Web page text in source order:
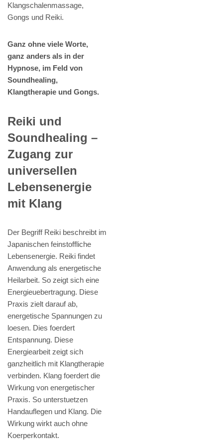
Klangschalenmassage,
Gongs und Reiki.
Ganz ohne viele Worte,
ganz anders als in der
Hypnose, im Feld von
Soundhealing,
Klangtherapie und Gongs.
Reiki und
Soundhealing –
Zugang zur
universellen
Lebensenergie
mit Klang
Der Begriff Reiki beschreibt im
Japanischen feinstoffliche
Lebensenergie. Reiki findet
Anwendung als energetische
Heilarbeit. So zeigt sich eine
Energieuebertragung. Diese
Praxis zielt darauf ab,
energetische Spannungen zu
loesen. Dies foerdert
Entspannung. Diese
Energiearbeit zeigt sich
ganzheitlich mit Klangtherapie
verbinden. Klang foerdert die
Wirkung von energetischer
Praxis. So unterstuetzen
Handauflegen und Klang. Die
Wirkung wirkt auch ohne
Koerperkontakt.